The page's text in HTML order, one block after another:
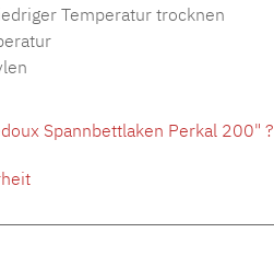
Temperatur trocknen
Spannbettlaken Perkal 200" ?